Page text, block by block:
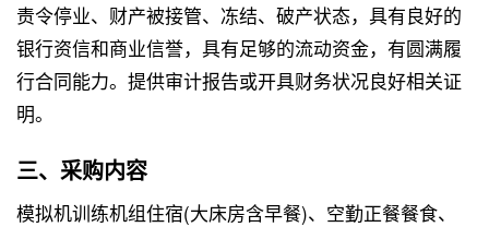
责令停业、财产被接管、冻结、破产状态，具有良好的
银行资信和商业信誉，具有足够的流动资金，有圆满履
行合同能力。提供审计报告或开具财务状况良好相关证
明。
三、采购内容
模拟机训练机组住宿(大床房含早餐)、空勤正餐餐食、